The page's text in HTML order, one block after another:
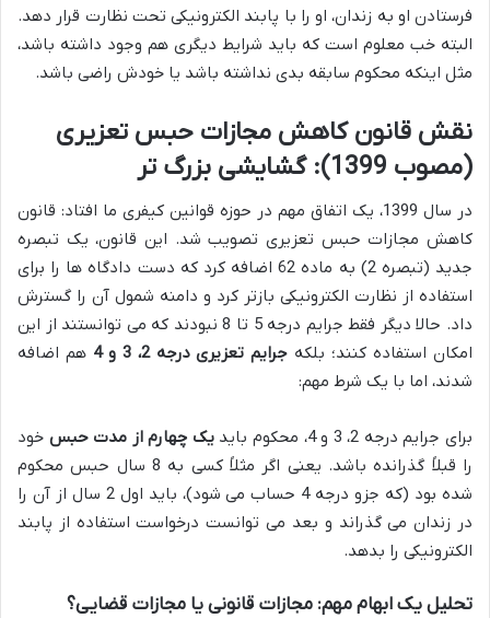
فرستادن او به زندان، او را با پابند الکترونیکی تحت نظارت قرار دهد.
البته خب معلوم است که باید شرایط دیگری هم وجود داشته باشد،
مثل اینکه محکوم سابقه بدی نداشته باشد یا خودش راضی باشد.
نقش قانون کاهش مجازات حبس تعزیری
(مصوب 1399): گشایشی بزرگ تر
در سال 1399، یک اتفاق مهم در حوزه قوانین کیفری ما افتاد: قانون
کاهش مجازات حبس تعزیری تصویب شد. این قانون، یک تبصره
جدید (تبصره 2) به ماده 62 اضافه کرد که دست دادگاه ها را برای
استفاده از نظارت الکترونیکی بازتر کرد و دامنه شمول آن را گسترش
داد. حالا دیگر فقط جرایم درجه 5 تا 8 نبودند که می توانستند از این
امکان استفاده کنند؛ بلکه جرایم تعزیری درجه 2، 3 و 4
هم اضافه
شدند، اما با یک شرط مهم:
برای جرایم درجه 2، 3 و 4، محکوم باید یک چهارم از مدت حبس خود
را قبلاً گذرانده باشد. یعنی اگر مثلاً کسی به 8 سال حبس محکوم
شده بود (که جزو درجه 4 حساب می شود)، باید اول 2 سال از آن را
در زندان می گذراند و بعد می توانست درخواست استفاده از پابند
الکترونیکی را بدهد.
تحلیل یک ابهام مهم: مجازات قانونی یا مجازات قضایی؟